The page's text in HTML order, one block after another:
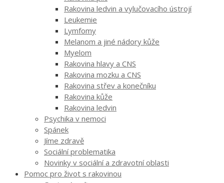
Rakovina ledvin a vylučovacího ústrojí
Leukemie
Lymfomy
Melanom a jiné nádory kůže
Myelom
Rakovina hlavy a CNS
Rakovina mozku a CNS
Rakovina střev a konečníku
Rakovina kůže
Rakovina ledvin
Psychika v nemoci
Spánek
Jíme zdravě
Sociální problematika
Novinky v sociální a zdravotní oblasti
Pomoc pro život s rakovinou